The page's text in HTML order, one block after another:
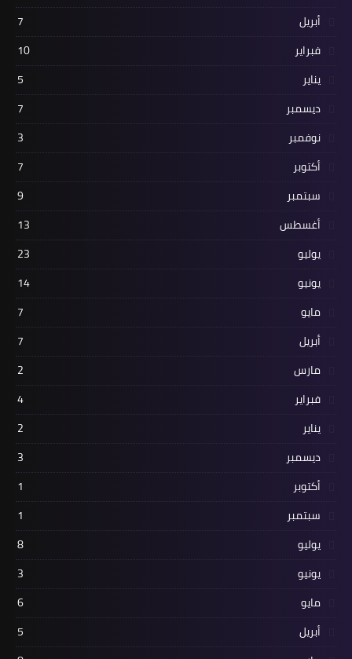
أبريل
7
فبراير
10
يناير
5
ديسمبر
7
نوفمبر
3
أكتوبر
7
سبتمبر
9
أغسطس
13
يوليو
23
يونيو
14
مايو
7
أبريل
7
مارس
2
فبراير
4
يناير
2
ديسمبر
3
أكتوبر
1
سبتمبر
1
يوليو
8
يونيو
3
مايو
6
أبريل
5